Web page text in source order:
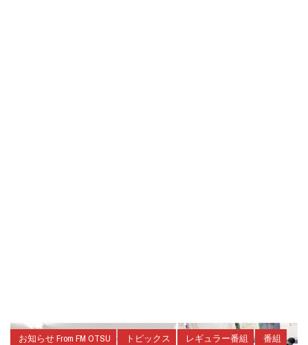
お知らせ From FM OTSU トピックス レギュラー番組 番組